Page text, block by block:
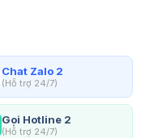
Chat Zalo 2
(Hỗ trợ 24/7)
Gọi Hotline 2
(Hỗ trợ 24/7)